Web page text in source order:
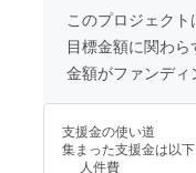
このプロジェクト
目標金額に関わら
金額がファンディ
支援金の使い道
集まった支援金は以
人件費